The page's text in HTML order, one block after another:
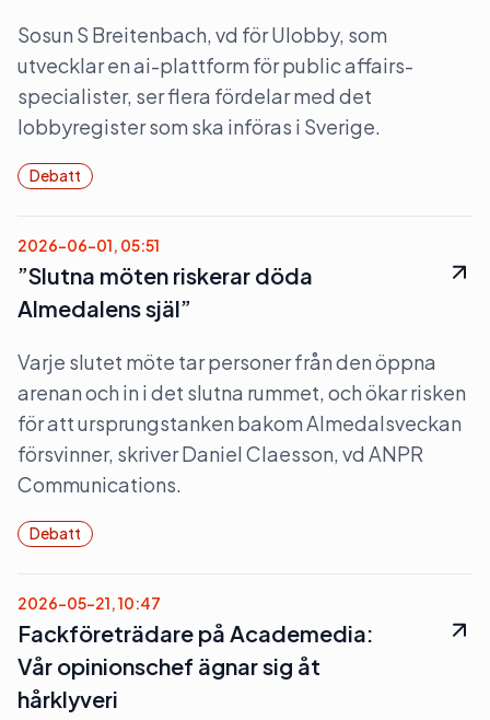
Sosun S Breitenbach, vd för Ulobby, som
utvecklar en ai-plattform för public affairs-
specialister, ser flera fördelar med det
lobbyregister som ska införas i Sverige.
Debatt
2026-06-01, 05:51
”Slutna möten riskerar döda
Almedalens själ”
Varje slutet möte tar personer från den öppna
arenan och in i det slutna rummet, och ökar risken
för att ursprungstanken bakom Almedalsveckan
försvinner, skriver Daniel Claesson, vd ANPR
Communications.
Debatt
2026-05-21, 10:47
Fackföreträdare på Academedia:
Vår opinionschef ägnar sig åt
hårklyveri